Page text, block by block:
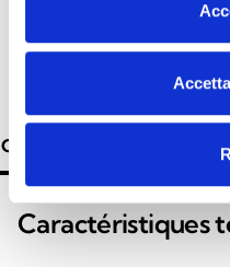
CARACTÉRISTIQUES
Caractéristiques